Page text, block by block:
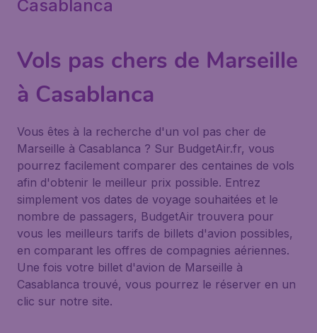
Casablanca
Vols pas chers de Marseille
à Casablanca
Vous êtes à la recherche d'un vol pas cher de
Marseille à Casablanca ? Sur BudgetAir.fr, vous
pourrez facilement comparer des centaines de vols
afin d'obtenir le meilleur prix possible. Entrez
simplement vos dates de voyage souhaitées et le
nombre de passagers, BudgetAir trouvera pour
vous les meilleurs tarifs de billets d'avion possibles,
en comparant les offres de compagnies aériennes.
Une fois votre billet d'avion de Marseille à
Casablanca trouvé, vous pourrez le réserver en un
clic sur notre site.